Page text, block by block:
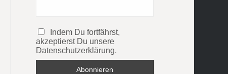
Indem Du fortfährst,
akzeptierst Du unsere
Datenschutzerklärung.